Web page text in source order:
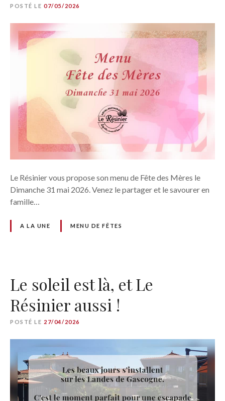
POSTÉ LE 07/05/2026
Le Résinier vous propose son menu de Fête des Mères le
Dimanche 31 mai 2026. Venez le partager et le savourer en
famille…
A LA UNE MENU DE FÊTES
Le soleil est là, et Le
Résinier aussi !
POSTÉ LE 27/04/2026